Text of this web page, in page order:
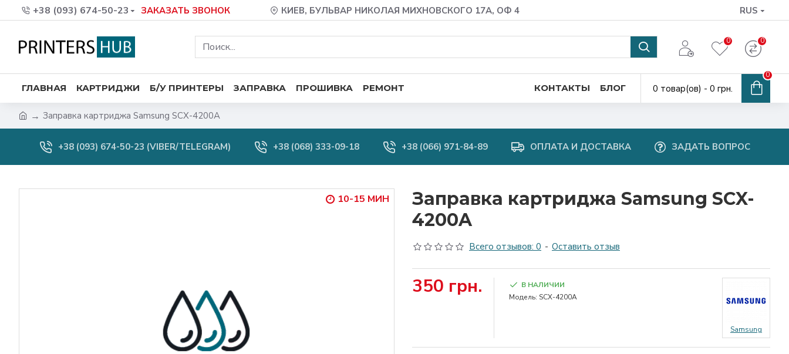
+38 (093) 674-50-23 ЗАКАЗАТЬ ЗВОНОК КИЕВ, БУЛЬВАР НИКОЛАЯ МИХНОВСКОГО 17А, ОФ 4 RUS
0 0
ГЛАВНАЯ КАРТРИДЖИ Б/У ПРИНТЕРЫ ЗАПРАВКА ПРОШИВКА РЕМОНТ КОНТАКТЫ БЛОГ 0 товар(ов) - 0 грн.
0
Заправка картриджа Samsung SCX-4200A
+38 (093) 674-50-23 (VIBER/TELEGRAM) +38 (068) 333-09-18 +38 (066) 971-84-89 ОПЛАТА И ДОСТАВКА ЗАДАТЬ ВОПРОС
10-15 МИН
Заправка картриджа Samsung SCX-
4200A
Всего отзывов: 0 - Оставить отзыв
350 грн.
В НАЛИЧИИ
Модель: SCX-4200A
Samsung